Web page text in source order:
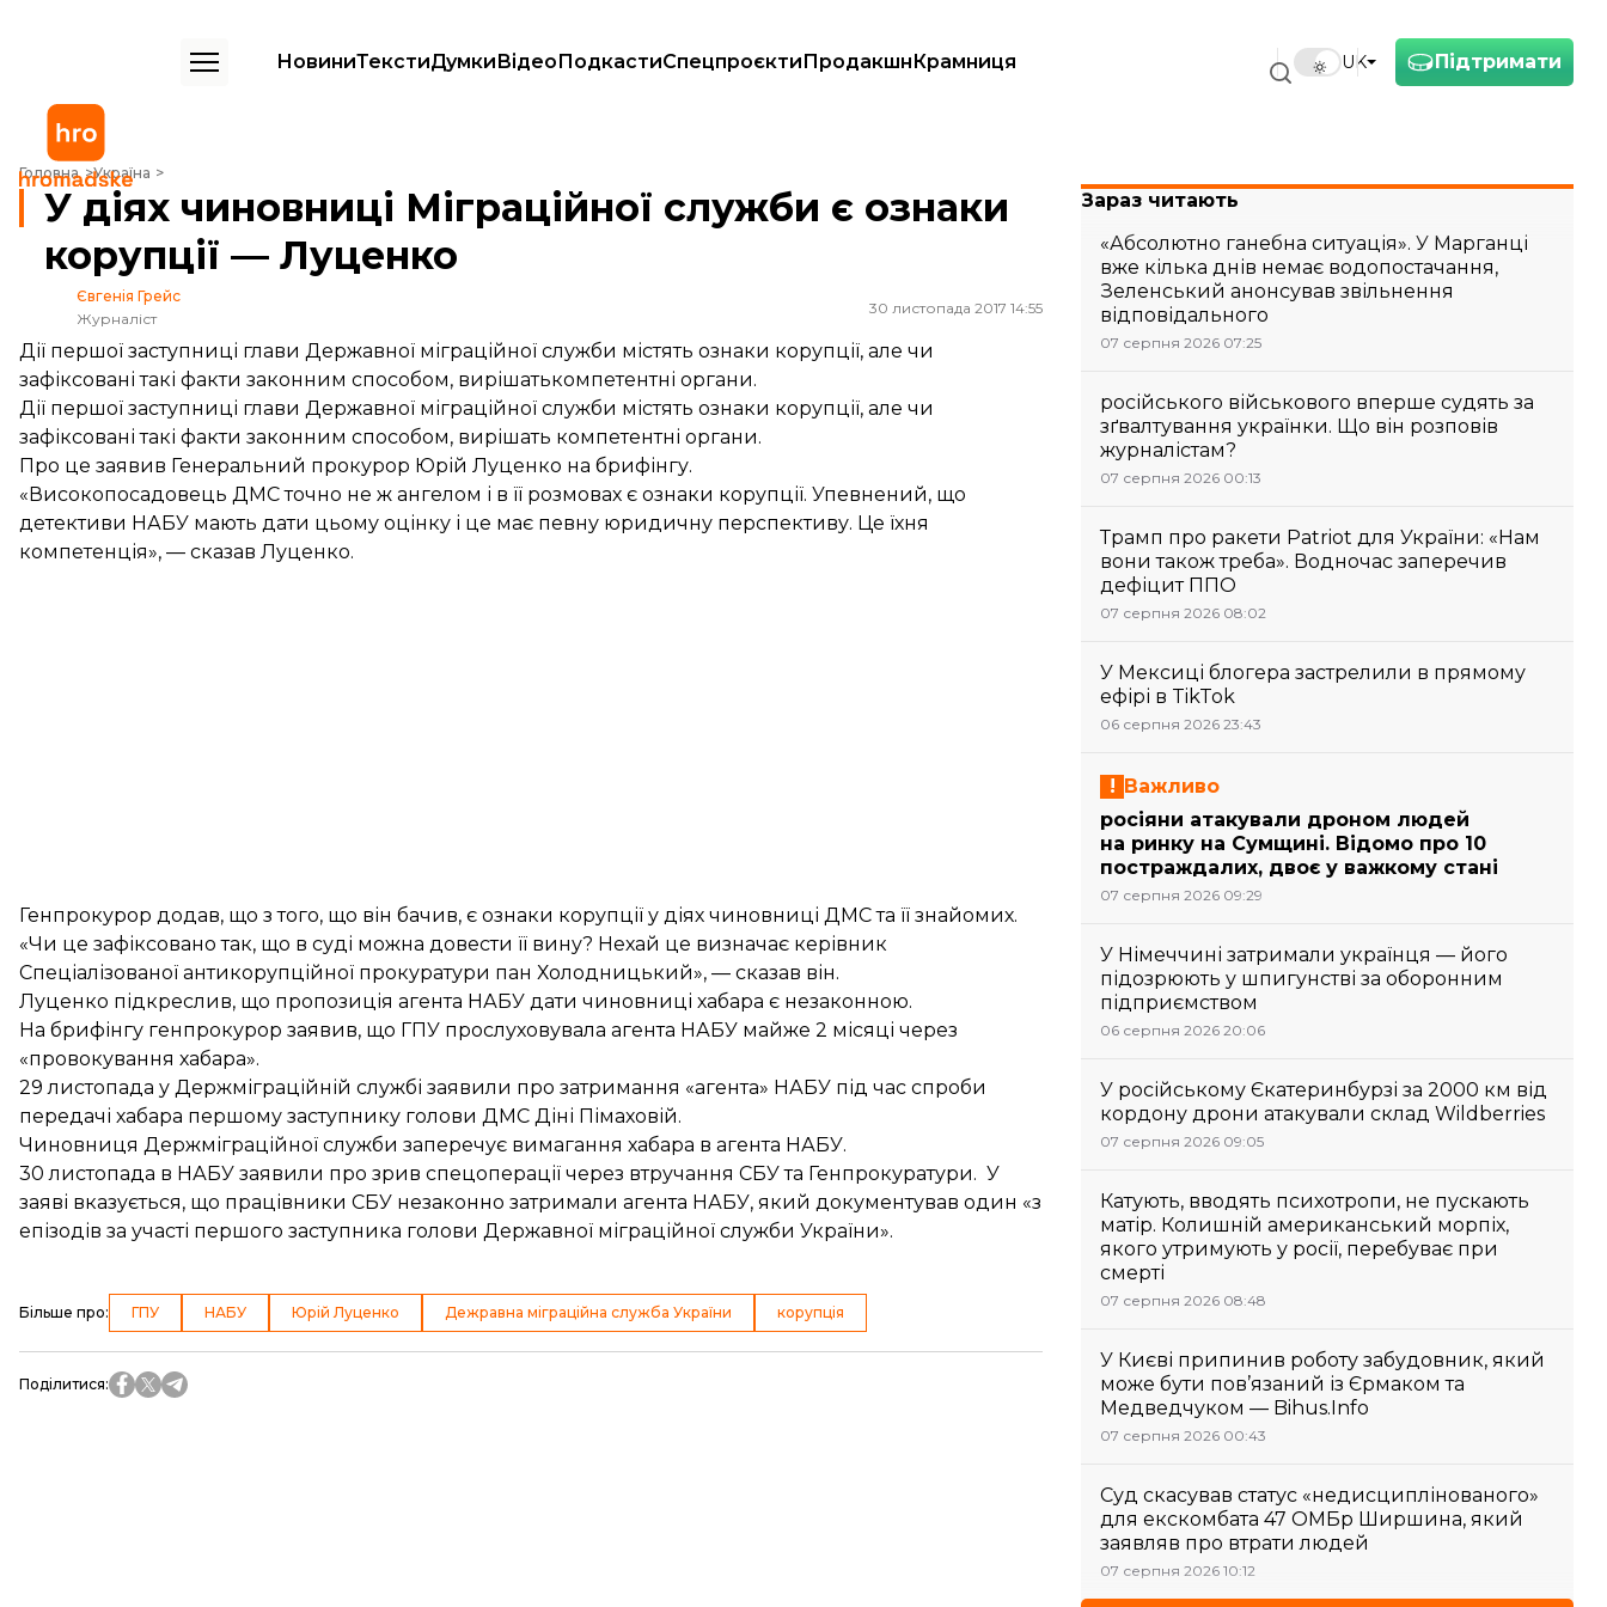
Підтримати
UK
НовиниТекстиДумкиВідеоПодкастиСпецпроєктиПродакшнКрамниця
Головна Україна
У діях чиновниці Міграційної служби є ознаки корупції — Луценко
У діях чиновниці Міграційної служби є ознаки
корупції — Луценко
Євгенія Грейс
Журналіст
30 листопада 2017 14:55
Дії першої заступниці глави Державної міграційної служби містять ознаки корупції, але чи
зафіксовані такі факти законним способом, вирішатькомпетентні органи.
Дії першої заступниці глави Державної міграційної служби містять ознаки корупції, але чи
зафіксовані такі факти законним способом, вирішать компетентні органи.
Про це заявив Генеральний прокурор Юрій Луценко на брифінгу.
«Високопосадовець ДМС точно не ж ангелом і в її розмовах є ознаки корупції. Упевнений, що
детективи НАБУ мають дати цьому оцінку і це має певну юридичну перспективу. Це їхня
компетенція», — сказав Луценко.
Генпрокурор додав, що з того, що він бачив, є ознаки корупції у діях чиновниці ДМС та її знайомих.
«Чи це зафіксовано так, що в суді можна довести її вину? Нехай це визначає керівник
Спеціалізованої антикорупційної прокуратури пан Холодницький», — сказав він.
Луценко підкреслив, що пропозиція агента НАБУ дати чиновниці хабара є незаконною.
На брифінгу генпрокурор заявив, що ГПУ прослуховувала агента НАБУ майже 2 місяці через
«провокування хабара».
29 листопада у Держміграційній службі заявили про затримання «агента» НАБУ під час спроби
передачі хабара першому заступнику голови ДМС Діні Пімаховій.
Чиновниця Держміграційної служби заперечує вимагання хабара в агента НАБУ.
30 листопада в НАБУ заявили про зрив спецоперації через втручання СБУ та Генпрокуратури. У
заяві вказується, що працівники СБУ незаконно затримали агента НАБУ, який документував один «з
епізодів за участі першого заступника голови Державної міграційної служби України».
Більше про: ГПУ НАБУ Юрій Луценко Дежравна міграційна служба України корупція
Поділитися:
Зараз читають
«Абсолютно ганебна ситуація». У Марганці
вже кілька днів немає водопостачання,
Зеленський анонсував звільнення
відповідального
07 серпня 2026 07:25
російського військового вперше судять за
зґвалтування українки. Що він розповів
журналістам?
07 серпня 2026 00:13
Трамп про ракети Patriot для України: «Нам
вони також треба». Водночас заперечив
дефіцит ППО
07 серпня 2026 08:02
У Мексиці блогера застрелили в прямому
ефірі в TikTok
06 серпня 2026 23:43
Важливо
росіяни атакували дроном людей
на ринку на Сумщині. Відомо про 10
постраждалих, двоє у важкому стані
07 серпня 2026 09:29
У Німеччині затримали українця — його
підозрюють у шпигунстві за оборонним
підприємством
06 серпня 2026 20:06
У російському Єкатеринбурзі за 2000 км від
кордону дрони атакували склад Wildberries
07 серпня 2026 09:05
Катують, вводять психотропи, не пускають
матір. Колишній американський морпіх,
якого утримують у росії, перебуває при
смерті
07 серпня 2026 08:48
У Києві припинив роботу забудовник, який
може бути пов’язаний із Єрмаком та
Медведчуком — Bihus.Info
07 серпня 2026 00:43
Суд скасував статус «недисциплінованого»
для екскомбата 47 ОМБр Ширшина, який
заявляв про втрати людей
07 серпня 2026 10:12